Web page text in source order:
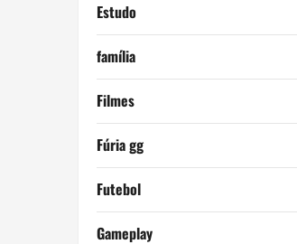
Estudo
família
Filmes
Fúria gg
Futebol
Gameplay